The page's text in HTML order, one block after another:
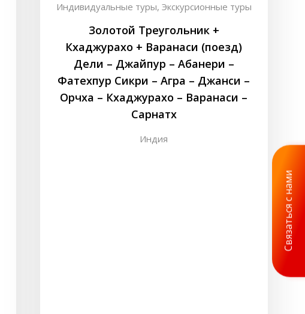
Индивидуальные туры, Экскурсионные туры
Золотой Треугольник +
Кхаджурахо + Варанаси (поезд)
Дели – Джайпур – Абанери –
Фатехпур Сикри – Агра – Джанси –
Орчха – Кхаджурахо – Варанаси –
Сарнатх
Индия
Связаться с нами